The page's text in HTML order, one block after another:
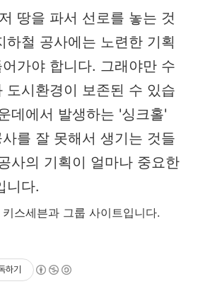
땅을 파서 선로를 놓는 것
하철 공사에는 노련한 기획
가야 합니다. 그래야만 수
도시환경이 보존된 수 있습
데에서 발생하는 '싱크홀'
를 잘 못해서 생기는 것들
사의 기획이 얼마나 중요한
니다.
스세븐과 그룹 사이트입니다.
하기